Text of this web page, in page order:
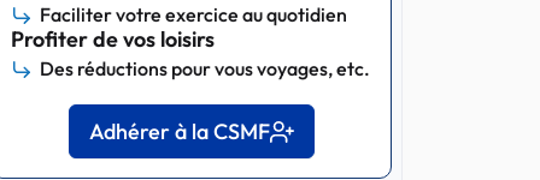
Faciliter votre exercice au quotidien
Profiter de vos loisirs
Des réductions pour vous voyages, etc.
Adhérer à la CSMF